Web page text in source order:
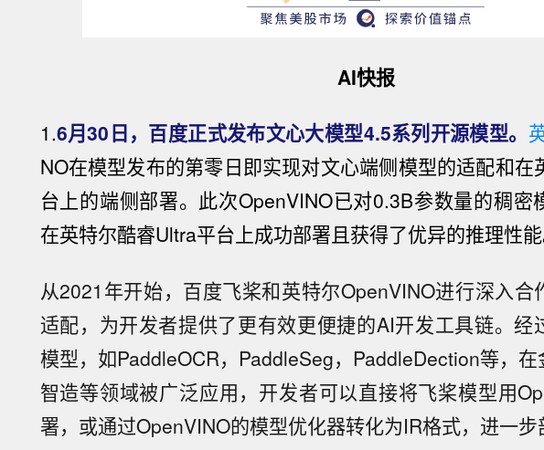
AI快报
1.6月30日， 百度正式发布文心大模型4.5系列开源模型。
NO在模型发布的第零日即实现对文心端侧模型的适配和在
台上的端侧部署。此次OpenVINO已对0.3B参数量的稠密
在英特尔酷睿Ultra平台上成功部署且获得了优异的推理性能
从2021年开始，百度飞桨和英特尔OpenVINO进行深入合
适配，为开发者提供了更有效更便捷的AI开发工具链。经
模型，如PaddleOCR，PaddleSeg，PaddleDection等，
智造等领域被广泛应用，开发者可以直接将飞桨模型用
署，或通过OpenVINO的模型优化器转化为IR格式，进一步